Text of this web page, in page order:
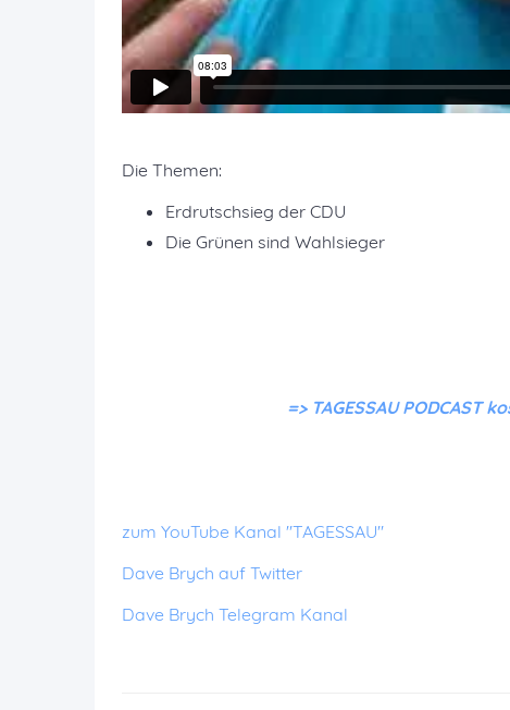
Die Themen:
Erdrutschsieg der CDU
Die Grünen sind Wahlsieger
=> TAGESSAU
zum YouTube Kanal "TAGESSAU"
Dave Brych auf Twitter
Dave Brych Telegram Kanal